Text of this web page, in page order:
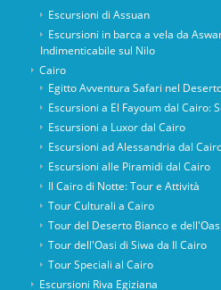
Escursioni di Assuan
Escursioni in barca a vela da
Indimenticabile sul Nilo
Cairo
Egitto Avventura Safari nel
Escursioni a El Fayoum dal Cairo:
Escursioni a Luxor dal Cairo
Escursioni ad Alessandria dal
Escursioni alle Piramidi dal Cairo
Il Cairo di Notte: Tour e Attività
Tour Culturali a Cairo
Tour del Deserto Bianco e
Tour dell'Oasi di Siwa da Il Cairo
Tour Speciali al Cairo
Escursioni Riva Egiziana